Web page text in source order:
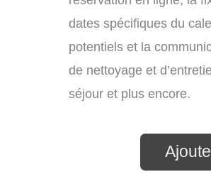
dates spécifiques du
potentiels et la
de nettoyage et
séjour et plus encore.